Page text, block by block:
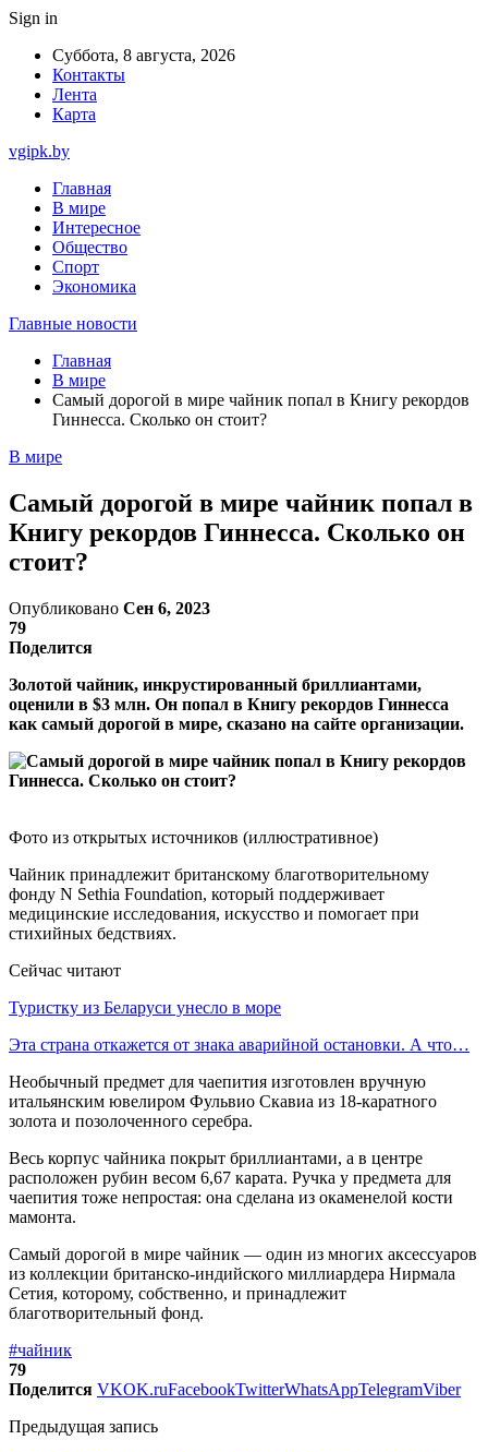
Sign in
Суббота, 8 августа, 2026
Контакты
Лента
Карта
vgipk.by
Главная
В мире
Интересное
Общество
Спорт
Экономика
Главные новости
Главная
В мире
Самый дорогой в мире чайник попал в Книгу рекордов
Гиннесса. Сколько он стоит?
В мире
Самый дорогой в мире чайник попал в
Книгу рекордов Гиннесса. Сколько он
стоит?
Опубликовано Сен 6, 2023
79
Поделится
Золотой чайник, инкрустированный бриллиантами,
оценили в $3 млн. Он попал в Книгу рекордов Гиннесса
как самый дорогой в мире, сказано на сайте организации.
Фото из открытых источников (иллюстративное)
Чайник принадлежит британскому благотворительному
фонду N Sethia Foundation, который поддерживает
медицинские исследования, искусство и помогает при
стихийных бедствиях.
Сейчас читают
Туристку из Беларуси унесло в море
Эта страна откажется от знака аварийной остановки. А что…
Необычный предмет для чаепития изготовлен вручную
итальянским ювелиром Фульвио Скавиа из 18-каратного
золота и позолоченного серебра.
Весь корпус чайника покрыт бриллиантами, а в центре
расположен рубин весом 6,67 карата. Ручка у предмета для
чаепития тоже непростая: она сделана из окаменелой кости
мамонта.
Самый дорогой в мире чайник — один из многих аксессуаров
из коллекции британско-индийского миллиардера Нирмала
Сетия, которому, собственно, и принадлежит
благотворительный фонд.
#чайник
79
Поделится VKOK.ruFacebookTwitterWhatsAppTelegramViber
Предыдущая запись